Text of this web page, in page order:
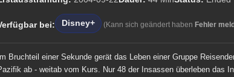
bei: Disney+ (Kann sich geändert haben Fehler
Im Bruchteil einer Sekunde gerät das Leben einer Gruppe
ab - weitab vom Kurs. Nur 48 der Insassen überleben das